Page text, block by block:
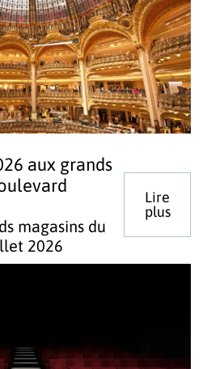
aux grands
magasins du
2026
Lire
plus